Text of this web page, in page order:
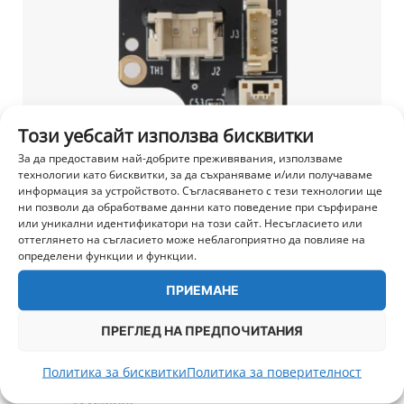
Този уебсайт използва бисквитки
За да предоставим най-добрите преживявания, използваме
технологии като бисквитки, за да съхраняваме и/или получаваме
информация за устройството. Съгласяването с тези технологии ще
ни позволи да обработваме данни като поведение при сърфиране
или уникални идентификатори на този сайт. Несъгласието или
оттеглянето на съгласието може неблагоприятно да повлияе на
определени функции и функции.
ПРИЕМАНЕ
ПРЕГЛЕД НА ПРЕДПОЧИТАНИЯ
Политика за бисквиткиПолитика за поверителност
Екструдер TH платка V9
15,00€/ 29,34 лв.
ДОБАВИ В КОЛИЧКА
СКОРО